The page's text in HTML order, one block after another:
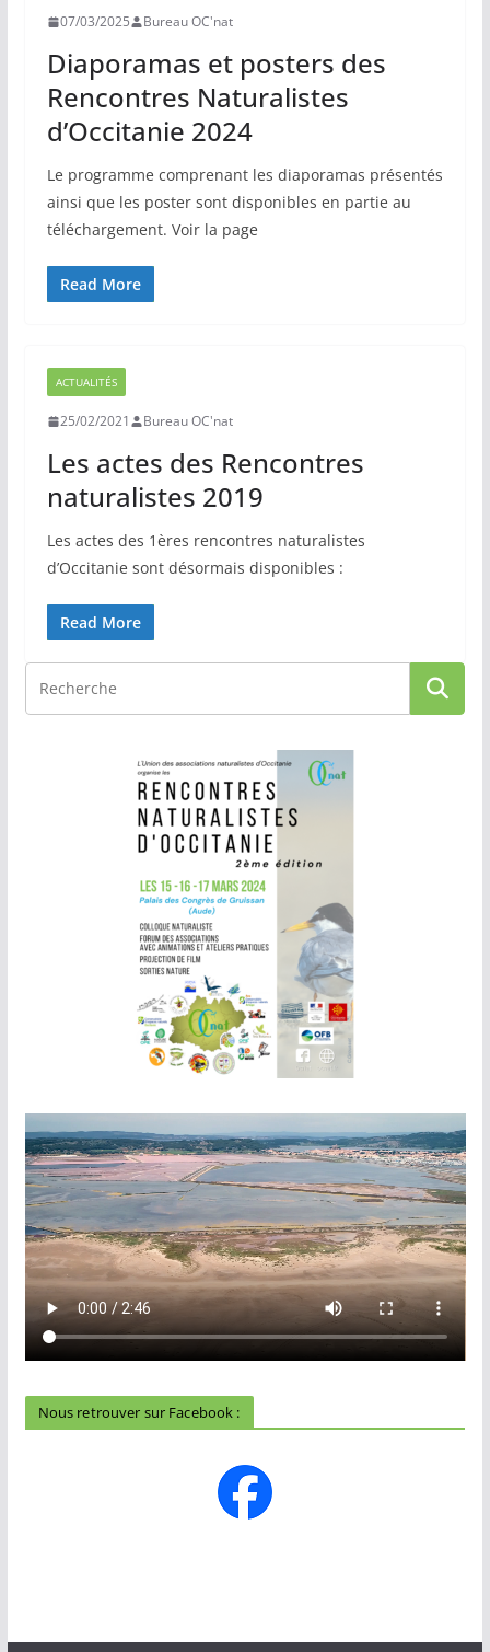
07/03/2025 Bureau OC'nat
Diaporamas et posters des
Rencontres Naturalistes
d’Occitanie 2024
Le programme comprenant les diaporamas présentés
ainsi que les poster sont disponibles en partie au
téléchargement. Voir la page
Read More
ACTUALITÉS
25/02/2021 Bureau OC'nat
Les actes des Rencontres
naturalistes 2019
Les actes des 1ères rencontres naturalistes
d’Occitanie sont désormais disponibles :
Read More
Nous retrouver sur Facebook :